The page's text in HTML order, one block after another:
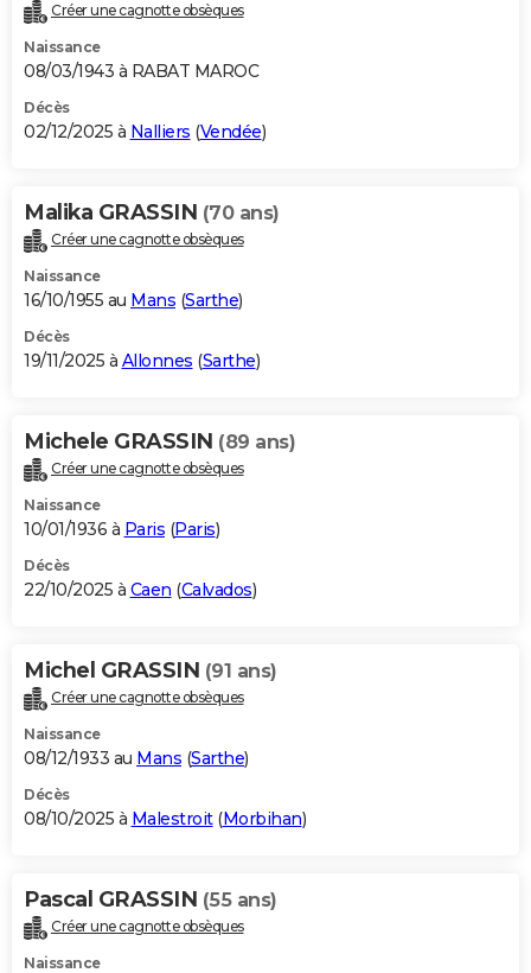
Créer une cagnotte obsèques
Naissance
08/03/1943 à RABAT MAROC
Décès
02/12/2025 à Nalliers (Vendée)
Malika GRASSIN (70 ans)
Créer une cagnotte obsèques
Naissance
16/10/1955 au Mans (Sarthe)
Décès
19/11/2025 à Allonnes (Sarthe)
Michele GRASSIN (89 ans)
Créer une cagnotte obsèques
Naissance
10/01/1936 à Paris (Paris)
Décès
22/10/2025 à Caen (Calvados)
Michel GRASSIN (91 ans)
Créer une cagnotte obsèques
Naissance
08/12/1933 au Mans (Sarthe)
Décès
08/10/2025 à Malestroit(Morbihan)
Pascal GRASSIN (55 ans)
Créer une cagnotte obsèques
Naissance